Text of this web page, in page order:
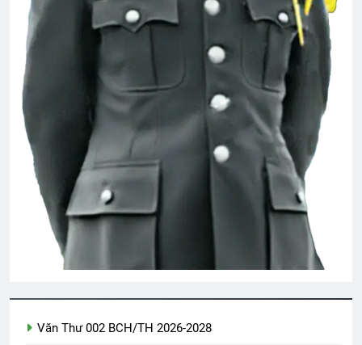
Nụ Tầm Xuân NT Phạm Ngọc Thiệp K7
2 Years Ago
GIỮ LẤY NỤ CƯỜI
3 Years Ago
Tài Liệu
2 Years Ago
3 Years Ago
Nhạc lính trước 1975
Văn Thư 002 BCH/TH 2026-2028